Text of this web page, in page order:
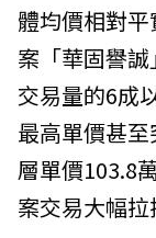
體均價相對
案「華固譽
交易量的6成
最高單價甚
層單價103.8
案交易大幅拉